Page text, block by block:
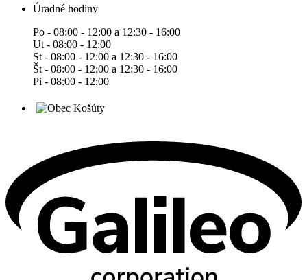
Úradné hodiny
Po - 08:00 - 12:00 a 12:30 - 16:00
Ut - 08:00 - 12:00
St - 08:00 - 12:00 a 12:30 - 16:00
Št - 08:00 - 12:00 a 12:30 - 16:00
Pi - 08:00 - 12:00